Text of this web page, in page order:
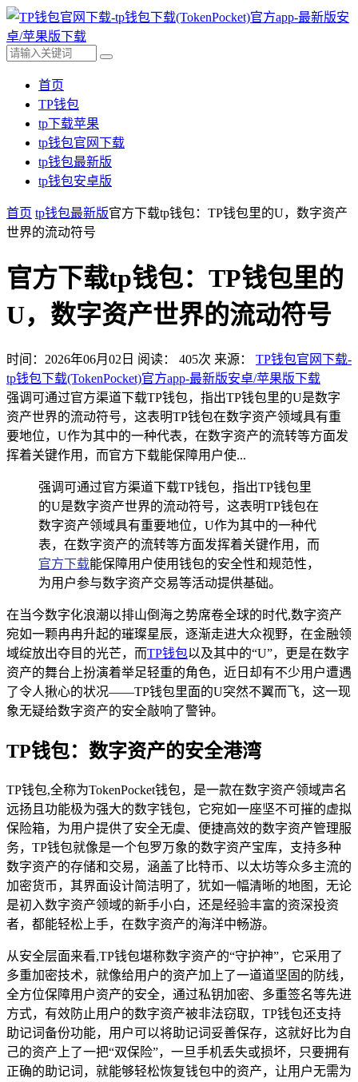
首页
TP钱包
tp下载苹果
tp钱包官网下载
tp钱包最新版
tp钱包安卓版
首页 tp钱包最新版官方下载tp钱包：TP钱包里的U，数字资产
世界的流动符号
官方下载tp钱包：TP钱包里的
U，数字资产世界的流动符号
时间：2026年06月02日 阅读： 405次 来源： TP钱包官网下载-
tp钱包下载(TokenPocket)官方app-最新版安卓/苹果版下载
强调可通过官方渠道下载TP钱包，指出TP钱包里的U是数字
资产世界的流动符号，这表明TP钱包在数字资产领域具有重
要地位，U作为其中的一种代表，在数字资产的流转等方面发
挥着关键作用，而官方下载能保障用户使...
强调可通过官方渠道下载TP钱包，指出TP钱包里
的U是数字资产世界的流动符号，这表明TP钱包在
数字资产领域具有重要地位，U作为其中的一种代
表，在数字资产的流转等方面发挥着关键作用，而
官方下载能保障用户使用钱包的安全性和规范性，
为用户参与数字资产交易等活动提供基础。
在当今数字化浪潮以排山倒海之势席卷全球的时代,数字资产
宛如一颗冉冉升起的璀璨星辰，逐渐走进大众视野，在金融领
域绽放出夺目的光芒，而TP钱包以及其中的“U”，更是在数字
资产的舞台上扮演着举足轻重的角色，近日却有不少用户遭遇
了令人揪心的状况——TP钱包里面的U突然不翼而飞，这一现
象无疑给数字资产的安全敲响了警钟。
TP钱包：数字资产的安全港湾
TP钱包,全称为TokenPocket钱包，是一款在数字资产领域声名
远扬且功能极为强大的数字钱包，它宛如一座坚不可摧的虚拟
保险箱，为用户提供了安全无虞、便捷高效的数字资产管理服
务，TP钱包就像是一个包罗万象的数字资产宝库，支持多种
数字资产的存储和交易，涵盖了比特币、以太坊等众多主流的
加密货币，其界面设计简洁明了，犹如一幅清晰的地图，无论
是初入数字资产领域的新手小白，还是经验丰富的资深投资
者，都能轻松上手，在数字资产的海洋中畅游。
从安全层面来看,TP钱包堪称数字资产的“守护神”，它采用了
多重加密技术，就像给用户的资产加上了一道道坚固的防线，
全方位保障用户资产的安全，通过私钥加密、多重签名等先进
方式，有效防止用户的数字资产被非法窃取，TP钱包还支持
助记词备份功能，用户可以将助记词妥善保存，这就好比为自
己的资产上了一把“双保险”，一旦手机丢失或损坏，只要拥有
正确的助记词，就能够轻松恢复钱包中的资产，让用户无需为